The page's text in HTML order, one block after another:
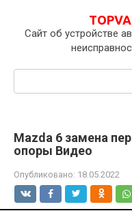
контентуСайт об устройстве
Поиск:
Mazda 6 замена
опоры Видео
Опубликовано: 18.05.2022